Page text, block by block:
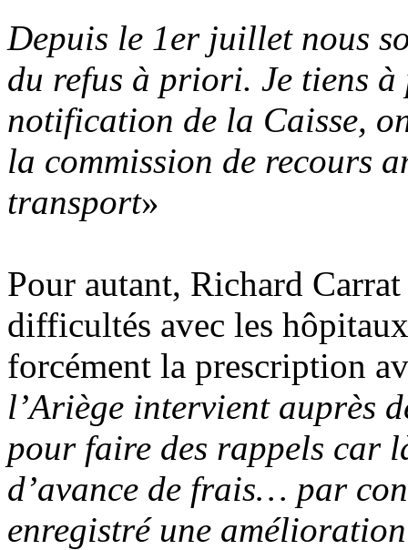
Depuis le 1er juillet nous
du refus à priori. Je tiens à
notification de la Caisse,
la commission de recours
transport»
Pour autant, Richard
difficultés avec les
forcément la prescription
l’Ariège intervient auprès
pour faire des rappels car
d’avance de frais… par
enregistré une